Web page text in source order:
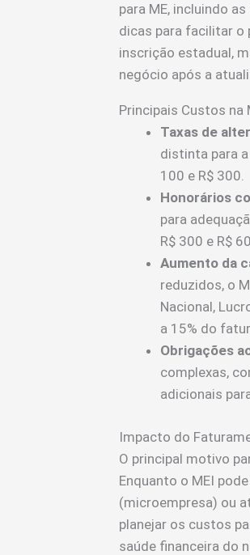
para ME, incluindo
dicas para facilitar o
inscrição estadual,
negócio após a
Principais Custos na
Taxas de
distinta para
100 e R$ 300.
Honorários
para
R$ 300 e R$
Aumento da
reduzidos, o
Nacional,
a 15% do
Obrigações
complexas,
adicionais
Impacto do
O principal motivo
Enquanto o MEI
(microempresa) ou
planejar os custos
saúde financeira do